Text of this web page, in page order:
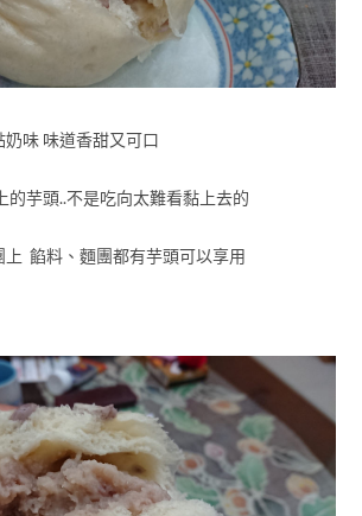
味 味道香甜又可口
的芋頭..不是吃向太難看黏上去的
餡料、麵團都有芋頭可以享用